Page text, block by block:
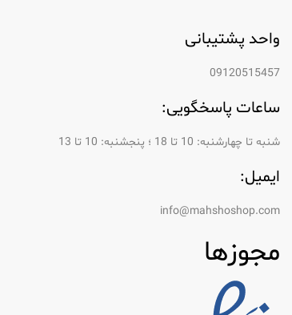
واحد پشتیبانی
09120515457
ساعات پاسخگویی:
شنبه تا چهارشنبه: 10 تا 18 ؛ پنجشنبه: 10 تا 13
ایمیل:
info@mahshoshop.com
مجوزها